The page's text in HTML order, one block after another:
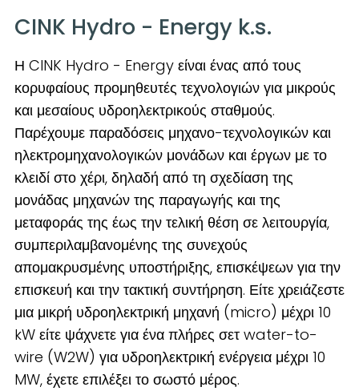
CINK Hydro - Energy k.s.
Η CINK Hydro - Energy είναι ένας από τους
κορυφαίους προμηθευτές τεχνολογιών για μικρούς
και μεσαίους υδροηλεκτρικούς σταθμούς.
Παρέχουμε παραδόσεις μηχανο-τεχνολογικών και
ηλεκτρομηχανολογικών μονάδων και έργων με το
κλειδί στο χέρι, δηλαδή από τη σχεδίαση της
μονάδας μηχανών της παραγωγής και της
μεταφοράς της έως την τελική θέση σε λειτουργία,
συμπεριλαμβανομένης της συνεχούς
απομακρυσμένης υποστήριξης, επισκέψεων για την
επισκευή και την τακτική συντήρηση. Είτε χρειάζεστε
μια μικρή υδροηλεκτρική μηχανή (micro) μέχρι 10
kW είτε ψάχνετε για ένα πλήρες σετ water-to-
wire (W2W) για υδροηλεκτρική ενέργεια μέχρι 10
MW, έχετε επιλέξει το σωστό μέρος.